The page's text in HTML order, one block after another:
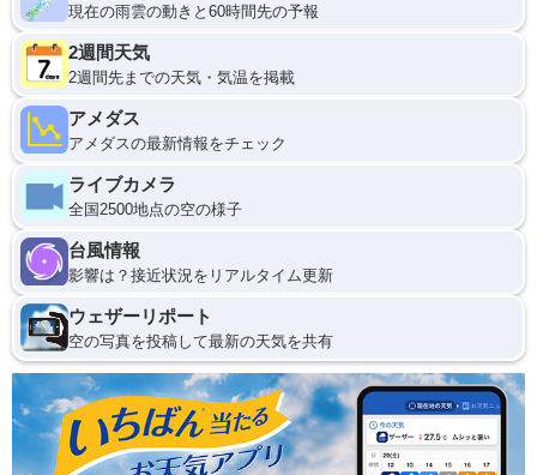
現在の雨雲の動きと60時間先の予報
2週間天気
2週間先までの天気・気温を掲載
アメダス
アメダスの最新情報をチェック
ライブカメラ
全国2500地点の空の様子
台風情報
影響は？接近状況をリアルタイム更新
ウェザーリポート
空の写真を投稿して最新の天気を共有